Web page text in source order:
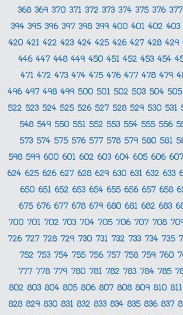
368 369 370 371 372 373 374 375 376 377
394 395 396 397 398 399 400 401 402 403
420 421 422 423 424 425 426 427 428 429
446 447 448 449 450 451 452 453 454
471 472 473 474 475 476 477 478 479
496 497 498 499 500 501 502 503 504 505
522 523 524 525 526 527 528 529 530 531
548 549 550 551 552 553 554 555 556
573 574 575 576 577 578 579 580 581
598 599 600 601 602 603 604 605 606 607
624 625 626 627 628 629 630 631 632 633
650 651 652 653 654 655 656 657 658
675 676 677 678 679 680 681 682 683
700 701 702 703 704 705 706 707 708
726 727 728 729 730 731 732 733 734 735
752 753 754 755 756 757 758 759 760
777 778 779 780 781 782 783 784 785
802 803 804 805 806 807 808 809 810 811
828 829 830 831 832 833 834 835 836 837